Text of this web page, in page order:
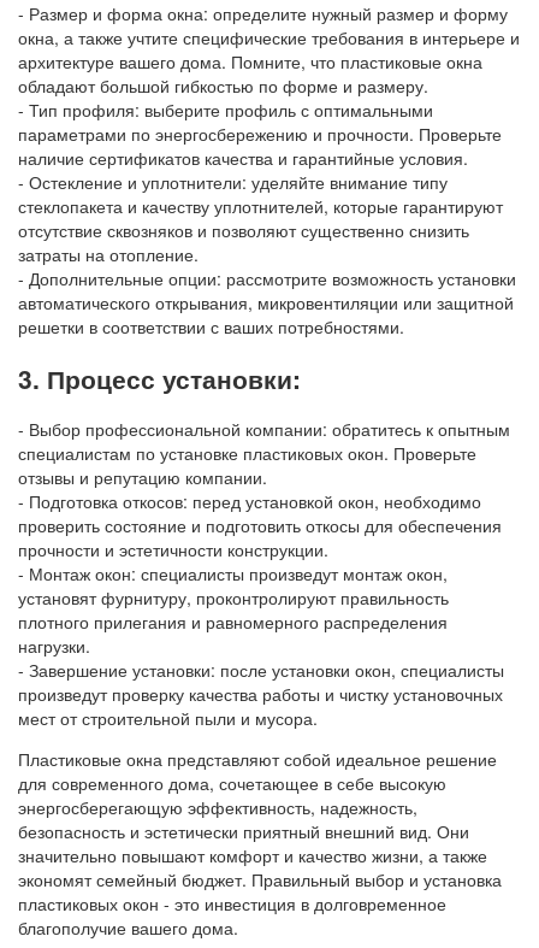
- Размер и форма окна: определите нужный размер и форму
окна, а также учтите специфические требования в интерьере и
архитектуре вашего дома. Помните, что пластиковые окна
обладают большой гибкостью по форме и размеру.
- Тип профиля: выберите профиль с оптимальными
параметрами по энергосбережению и прочности. Проверьте
наличие сертификатов качества и гарантийные условия.
- Остекление и уплотнители: уделяйте внимание типу
стеклопакета и качеству уплотнителей, которые гарантируют
отсутствие сквозняков и позволяют существенно снизить
затраты на отопление.
- Дополнительные опции: рассмотрите возможность установки
автоматического открывания, микровентиляции или защитной
решетки в соответствии с ваших потребностями.
3. Процесс установки:
- Выбор профессиональной компании: обратитесь к опытным
специалистам по установке пластиковых окон. Проверьте
отзывы и репутацию компании.
- Подготовка откосов: перед установкой окон, необходимо
проверить состояние и подготовить откосы для обеспечения
прочности и эстетичности конструкции.
- Монтаж окон: специалисты произведут монтаж окон,
установят фурнитуру, проконтролируют правильность
плотного прилегания и равномерного распределения
нагрузки.
- Завершение установки: после установки окон, специалисты
произведут проверку качества работы и чистку установочных
мест от строительной пыли и мусора.
Пластиковые окна представляют собой идеальное решение
для современного дома, сочетающее в себе высокую
энергосберегающую эффективность, надежность,
безопасность и эстетически приятный внешний вид. Они
значительно повышают комфорт и качество жизни, а также
экономят семейный бюджет. Правильный выбор и установка
пластиковых окон - это инвестиция в долговременное
благополучие вашего дома.